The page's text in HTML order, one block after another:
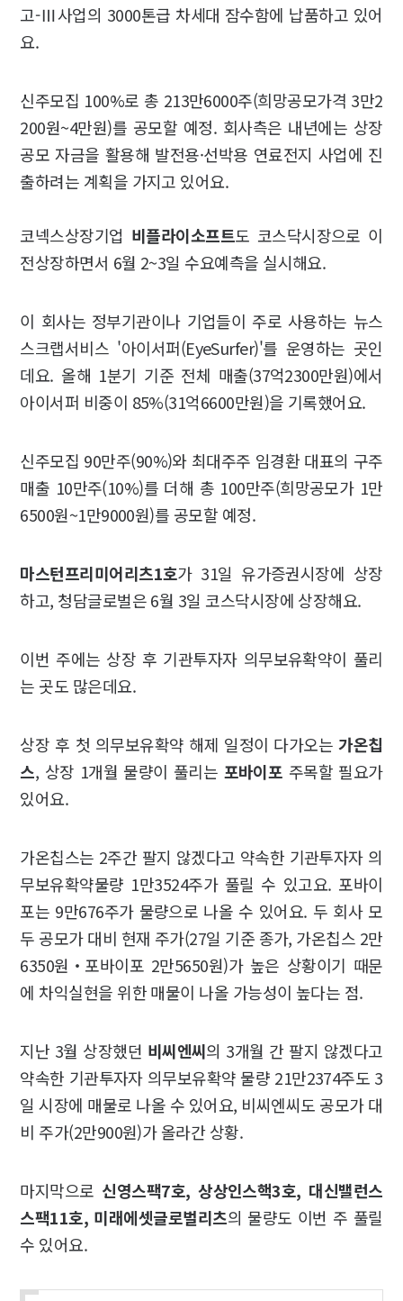
고-Ⅲ사업의 3000톤급 차세대 잠수함에 납품하고 있어
요.
신주모집 100%로 총 213만6000주(희망공모가격 3만2
200원~4만원)를 공모할 예정. 회사측은 내년에는 상장
공모 자금을 활용해 발전용·선박용 연료전지 사업에 진
출하려는 계획을 가지고 있어요.
코넥스상장기업 비플라이소프트도 코스닥시장으로 이
전상장하면서 6월 2~3일 수요예측을 실시해요.
이 회사는 정부기관이나 기업들이 주로 사용하는 뉴스
스크랩서비스 '아이서퍼(EyeSurfer)'를 운영하는 곳인
데요. 올해 1분기 기준 전체 매출(37억2300만원)에서
아이서퍼 비중이 85%(31억6600만원)을 기록했어요.
신주모집 90만주(90%)와 최대주주 임경환 대표의 구주
매출 10만주(10%)를 더해 총 100만주(희망공모가 1만
6500원~1만9000원)를 공모할 예정.
마스턴프리미어리츠1호가 31일 유가증권시장에 상장
하고, 청담글로벌은 6월 3일 코스닥시장에 상장해요.
이번 주에는 상장 후 기관투자자 의무보유확약이 풀리
는 곳도 많은데요.
상장 후 첫 의무보유확약 해제 일정이 다가오는가온칩
스, 상장 1개월 물량이 풀리는 포바이포 주목할 필요가
있어요.
가온칩스는 2주간 팔지 않겠다고 약속한 기관투자자 의
무보유확약물량 1만3524주가 풀릴 수 있고요. 포바이
포는 9만676주가 물량으로 나올 수 있어요. 두 회사 모
두 공모가 대비 현재 주가(27일 기준 종가, 가온칩스 2만
6350원‧포바이포 2만5650원)가 높은 상황이기 때문
에 차익실현을 위한 매물이 나올 가능성이 높다는 점.
지난 3월 상장했던 비씨엔씨의 3개월 간 팔지 않겠다고
약속한 기관투자자 의무보유확약 물량 21만2374주도 3
일 시장에 매물로 나올 수 있어요, 비씨엔씨도 공모가 대
비 주가(2만900원)가 올라간 상황.
마지막으로 신영스팩7호, 상상인스핵3호, 대신밸런스
스팩11호, 미래에셋글로벌리츠의 물량도 이번 주 풀릴
수 있어요.